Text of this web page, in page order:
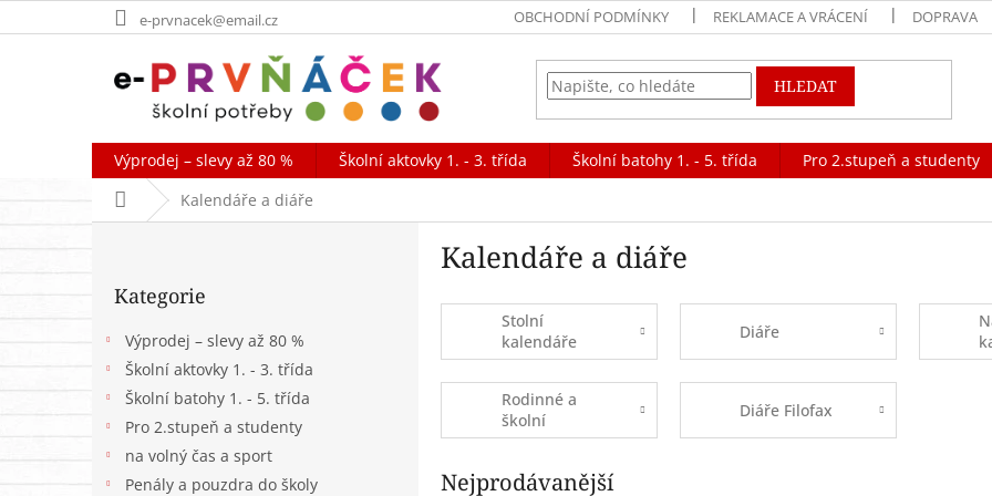
na
e-prvnacek@email.cz OBCHODNÍ PODMÍNKY REKLAMACE A VRÁCENÍ DOPRAVA
HLEDAT
Výprodej – slevy až 80 % Školní aktovky 1. - 3. třída Školní batohy 1. - 5. třída Pro 2.stupeň a studenty
Domů Kalendáře a diáře
P
kategorie
Kategorie
Výprodej – slevy až 80 %
Školní aktovky 1. - 3. třída
Školní batohy 1. - 5. třída
Pro 2.stupeň a studenty
na volný čas a sport
Penály a pouzdra do školy
Kalendáře a diáře
Stolní
kalendáře
Diáře
Rodinné a
školní
kalendáře
Diáře Filofax
Nejprodávanější